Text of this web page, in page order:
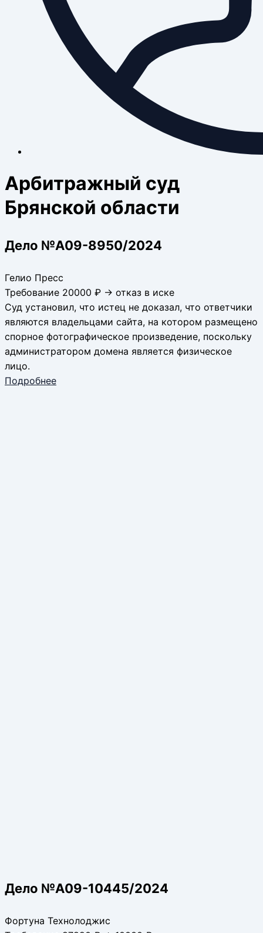
Арбитражный суд
Брянской области
Дело №А09-8950/2024
Гелио Пресс
Требование 20000 ₽ → отказ в иске
Суд установил, что истец не доказал, что ответчики
являются владельцами сайта, на котором размещено
спорное фотографическое произведение, поскольку
администратором домена является физическое
лицо.
Подробнее
Дело №А09-10445/2024
Фортуна Технолоджис